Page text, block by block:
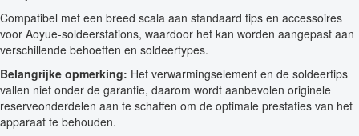
Compatibel met een breed scala aan standaard tips en accessoires
voor Aoyue-soldeerstations, waardoor het kan worden aangepast aan
verschillende behoeften en soldeertypes.
Belangrijke opmerking: Het verwarmingselement en de soldeertips
vallen niet onder de garantie, daarom wordt aanbevolen originele
reserveonderdelen aan te schaffen om de optimale prestaties van het
apparaat te behouden.